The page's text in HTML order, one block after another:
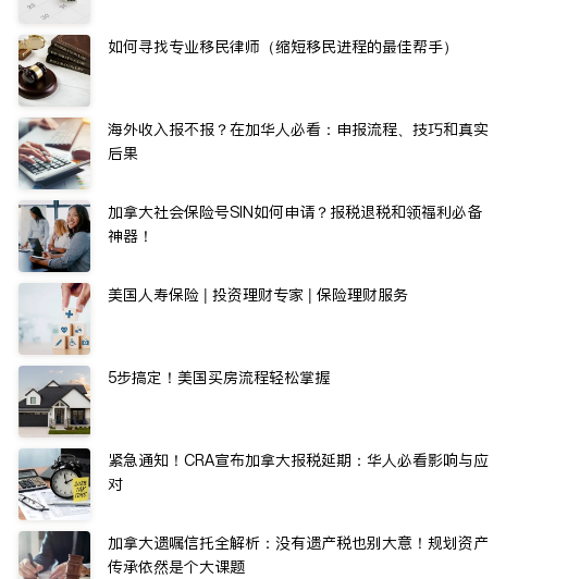
如何寻找专业移民律师（缩短移民进程的最佳帮手）
海外收入报不报？在加华人必看：申报流程、技巧和真实
后果
加拿大社会保险号SIN如何申请？报税退税和领福利必备
神器！
美国人寿保险 | 投资理财专家 | 保险理财服务
5步搞定！美国买房流程轻松掌握
紧急通知！CRA宣布加拿大报税延期：华人必看影响与应
对
加拿大遗嘱信托全解析：没有遗产税也别大意！规划资产
传承依然是个大课题